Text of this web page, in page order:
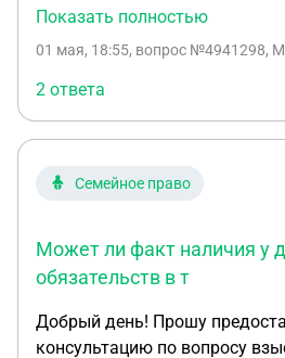
мессенджер. Это уже второе письмо после того,
непонятным причинам,
счета, прислав тогда
следами мошенников с
отменой кредитного плеча. Тогда все сказали что
такое. По своим догадкам, что продолжение
приветствую Вас! Меня
тревожит комиссия по
открыт счёт на МФР. Вы торговали, сейчас
активности нет. По Вашему
Показать полностью
01 мая, 18:55, вопрос №4941298,
2 ответа
Семейное право
Может ли факт наличия у
обязательств в т
Добрый день! Прошу предоставить юридическую
консультацию по вопросу